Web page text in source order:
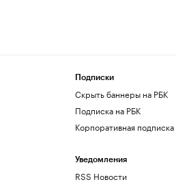
Подписки
Скрыть баннеры на РБК
Подписка на РБК
Корпоративная подписка
Уведомления
RSS Новости